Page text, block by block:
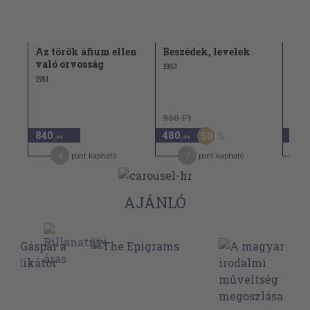
Az török áfium ellen
való orvosság
1981
840 ,-Ft
pont kapható
Beszédek, levelek
1983
960 Ft
480 ,-Ft 50
pont kapható
AJÁNLÓ